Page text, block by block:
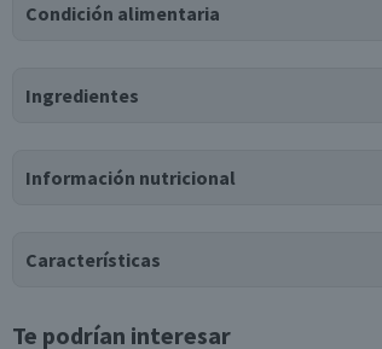
Condición alimentaria
Ingredientes
Información nutricional
Tabla nutricional
Energía (kCal)
Características
Tipo de Producto
Te podrían interesar